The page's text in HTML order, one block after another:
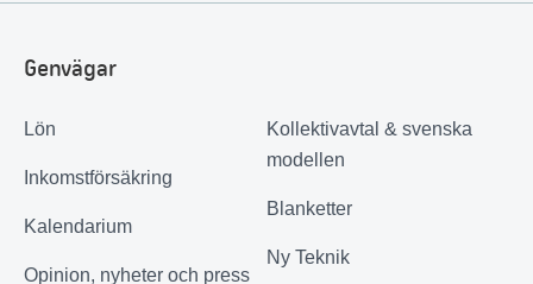
Genvägar
Lön
Inkomstförsäkring
Kalendarium
Opinion, nyheter och press
Kollektivavtal & svenska
modellen
Blanketter
Ny Teknik